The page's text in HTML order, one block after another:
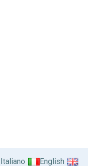
Italiano English